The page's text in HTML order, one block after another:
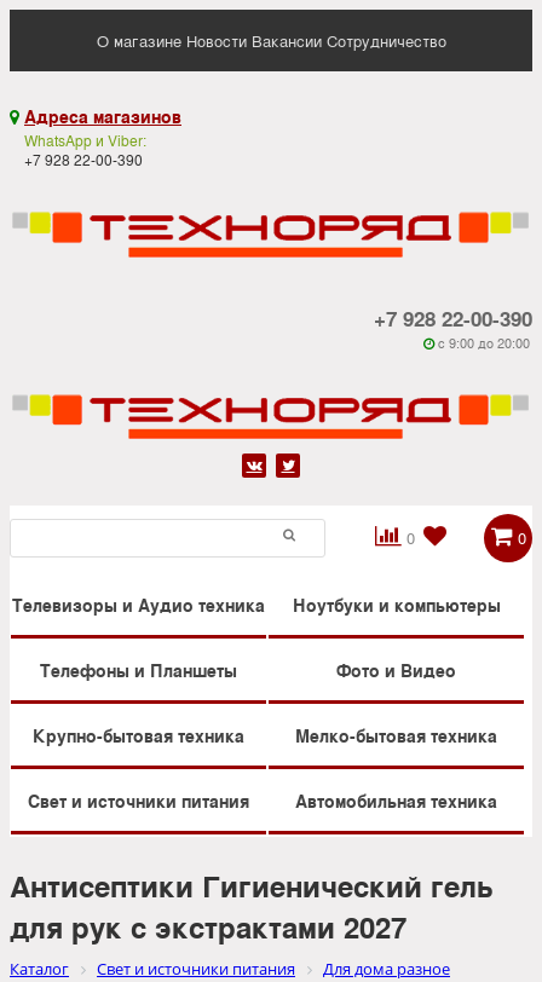
О магазине Новости Вакансии Сотрудничество
 Адреса магазинов
WhatsApp и Viber:
+7 928 22-00-390
+7 928 22-00-390
 c 9:00 до 20:00
 
0

 0
Телевизоры и Аудио техника Ноутбуки и компьютеры
Телефоны и Планшеты Фото и Видео
Крупно-бытовая техника Мелко-бытовая техника
Свет и источники питания Автомобильная техника
Антисептики Гигиенический гель
для рук с экстрактами 2027
Каталог Свет и источники питания
Для дома разное